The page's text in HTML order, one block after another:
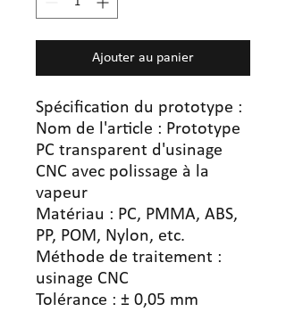
Ajouter au panier
Spécification du prototype :
Nom de l'article : Prototype
PC transparent d'usinage
CNC avec polissage à la
vapeur
Matériau : PC, PMMA, ABS,
PP, POM, Nylon, etc.
Méthode de traitement :
usinage CNC
Tolérance : ± 0,05 mm